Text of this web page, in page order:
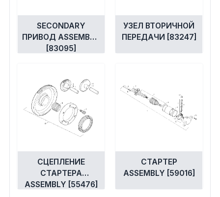
SECONDARY
ПРИВОД ASSEMBLY
[83095]
УЗЕЛ ВТОРИЧНОЙ
ПЕРЕДАЧИ [83247]
СЦЕПЛЕНИЕ
СТАРТЕРА
ASSEMBLY [55476]
СТАРТЕР
ASSEMBLY [59016]